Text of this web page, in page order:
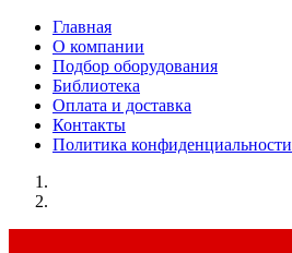
Главная
О компании
Подбор оборудования
Библиотека
Оплата и доставка
Контакты
Политика конфиденциальности